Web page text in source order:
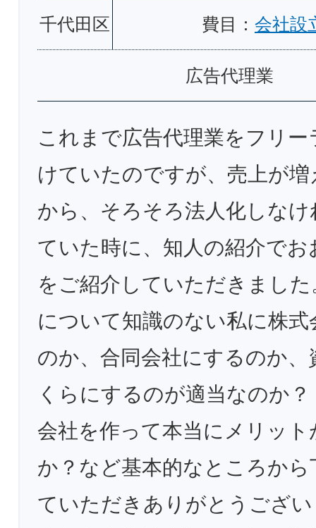
千代田区 費目： 会社設
広告代理業
これまで広告代理業をフリー
けていたのですが、売上が
から、そろそろ法人化しな
ていた時に、知人の紹介でお
をご紹介していただきました
について知識のない私に株式
のか、合同会社にするのか、
くらにするのが適当なのか
会社を作って本当にメリット
か？など基本的なところから
ていただきありがとうござ